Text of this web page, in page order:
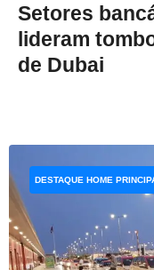
Setores
lideram
de Dubai
DESTAQUE HOME